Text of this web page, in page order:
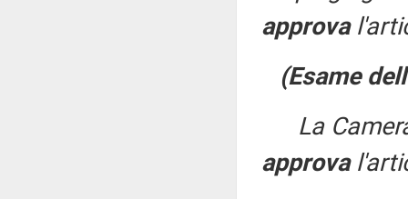
approva
(Esame dell'
La
approva